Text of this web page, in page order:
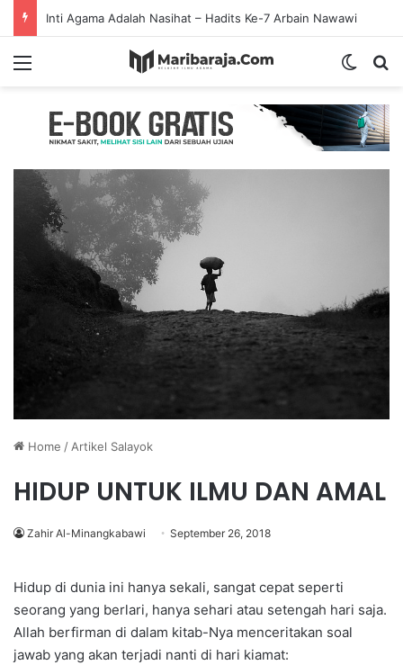
Inti Agama Adalah Nasihat – Hadits Ke-7 Arbain Nawawi
Home / Artikel Salayok
HIDUP UNTUK ILMU DAN AMAL
Zahir Al-Minangkabawi September 26, 2018
Hidup di dunia ini hanya sekali, sangat cepat seperti
seorang yang berlari, hanya sehari atau setengah hari saja.
Allah berfirman di dalam kitab-Nya menceritakan soal
jawab yang akan terjadi nanti di hari kiamat: